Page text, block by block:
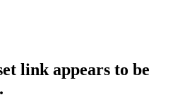
link appears to be